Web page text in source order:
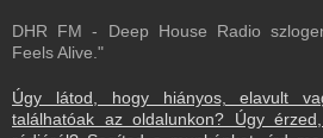
DHR FM - Deep House Radio
Feels Alive."
Úgy látod, hogy hiányos, elavult
találhatóak az oldalunkon? Úgy